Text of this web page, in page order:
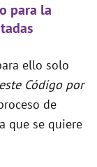
para la
ello solo
Código por
de
que se quiere